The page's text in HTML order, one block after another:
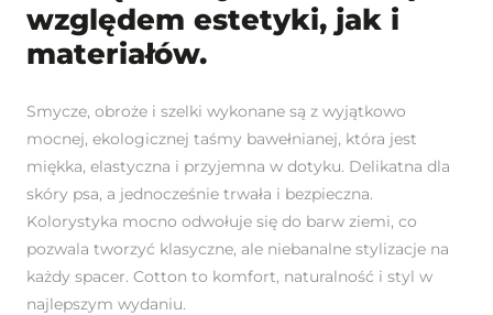
względem estetyki, jak i
materiałów.
Smycze, obroże i szelki wykonane są z wyjątkowo
mocnej, ekologicznej taśmy bawełnianej, która jest
miękka, elastyczna i przyjemna w dotyku. Delikatna dla
skóry psa, a jednocześnie trwała i bezpieczna.
Kolorystyka mocno odwołuje się do barw ziemi, co
pozwala tworzyć klasyczne, ale niebanalne stylizacje na
każdy spacer. Cotton to komfort, naturalność i styl w
najlepszym wydaniu.